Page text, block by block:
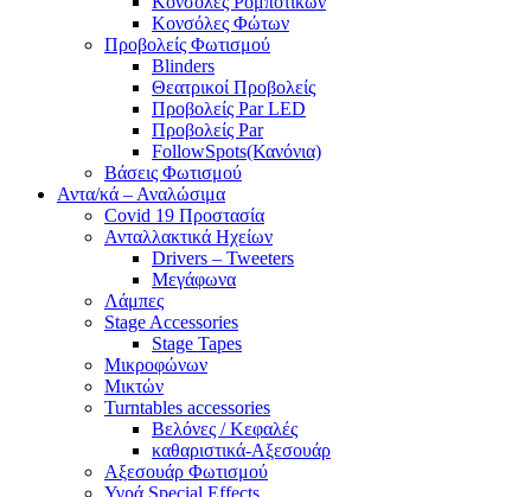
Κονσόλες Φώτων
Προβολείς Φωτισμού
Blinders
Θεατρικοί Προβολείς
Προβολείς Par LED
Προβολείς Par
FollowSpots(Κανόνια)
Βάσεις Φωτισμού
Αντα/κά – Αναλώσιμα
Covid 19 Προστασία
Ανταλλακτικά Ηχείων
Drivers – Tweeters
Μεγάφωνα
Λάμπες
Stage Accessories
Stage Tapes
Μικροφώνων
Μικτών
Turntables accessories
Βελόνες / Κεφαλές
καθαριστικά-Αξεσουάρ
Αξεσουάρ Φωτισμού
Υγρά Special Effects